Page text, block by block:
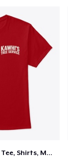
Kawhi’s Tree Service Tee, Shirts, Mug